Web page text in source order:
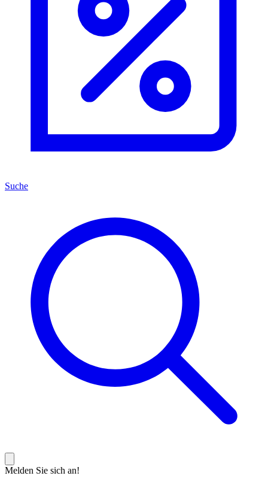
Suche
Melden Sie sich an!